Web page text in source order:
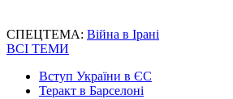
СПЕЦТЕМА: Війна в Ірані
ВСІ ТЕМИ
Вступ України в ЄС
Теракт в Барселоні